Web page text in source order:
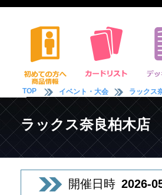
TOP イベント・大会 ラックス
ラックス奈良柏木店
開催日時 2026-